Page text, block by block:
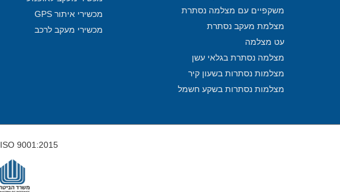
משקפיים עם מצלמה נסתרת
מצלמת מעקב נסתרת
עט מצלמה
מצלמה נסתרת בגלאי עשן
מצלמות נסתרות בשעון קיר
מצלמות נסתרות בשקע חשמל
מכשירי איתור GPS
מכשירי מעקב לרכב
ISO 9001:2015 על התאמת מערכת ניהול האיכות של הארגון בדרישות